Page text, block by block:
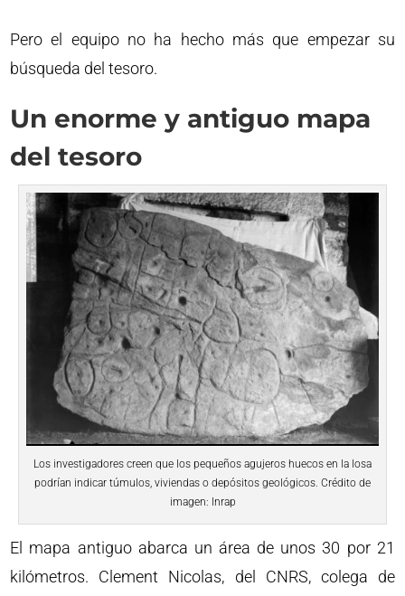
Pero el equipo no ha hecho más que empezar su
búsqueda del tesoro.
Un enorme y antiguo mapa
del tesoro
Los investigadores creen que los pequeños agujeros huecos en la losa
podrían indicar túmulos, viviendas o depósitos geológicos. Crédito de
imagen: Inrap
El mapa antiguo abarca un área de unos 30 por 21
kilómetros. Clement Nicolas, del CNRS, colega de